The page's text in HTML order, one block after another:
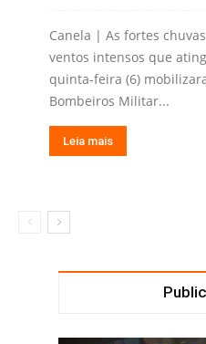
Canela | As fortes
ventos intensos que
quinta-feira (6)
Bombeiros Militar...
Leia mais